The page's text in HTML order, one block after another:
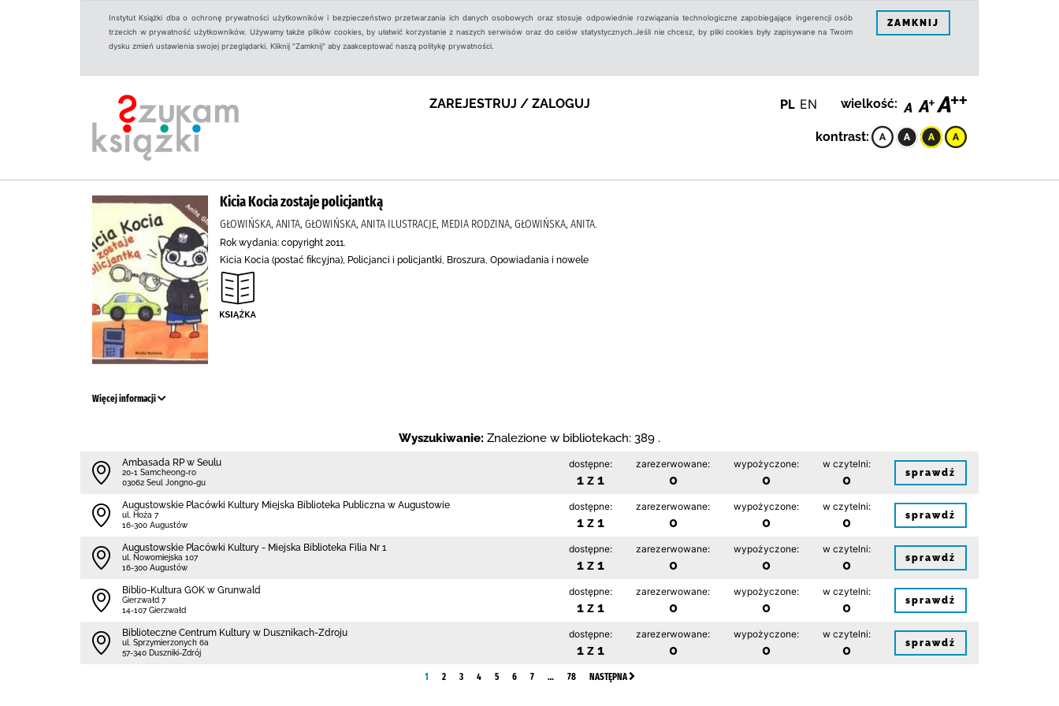
Instytut Książki dba o ochronę prywatności użytkowników i bezpieczeństwo przetwarzania ich danych osobowych oraz stosuje odpowiednie rozwiązania technologiczne zapobiegające ingerencji osób
trzecich w prywatność użytkowników. Używamy także plików cookies, by ułatwić korzystanie z naszych serwisów oraz do celów statystycznych.Jeśli nie chcesz, by pliki cookies były zapisywane na Twoim
dysku zmień ustawienia swojej przeglądarki. Kliknij "Zamknij" aby zaakceptować naszą politykę prywatności.
ZAMKNIJ
ZAREJESTRUJ / ZALOGUJ PL EN wielkość:
kontrast:
Kicia Kocia zostaje policjantką
GŁOWIŃSKA, ANITA, GŁOWIŃSKA, ANITA ILUSTRACJE, MEDIA RODZINA, GŁOWIŃSKA, ANITA.
Rok wydania: copyright 2011.
Kicia Kocia (postać fikcyjna), Policjanci i policjantki, Broszura, Opowiadania i nowele
Więcej informacji
Wyszukiwanie: Znalezione w bibliotekach: 389 .
Ambasada RP w Seulu
20-1 Samcheong-ro
03062 Seul Jongno-gu
dostępne:
1 z 1
zarezerwowane:
0
wypożyczone:
0
w czytelni:
0 sprawdź
Augustowskie Placówki Kultury Miejska Biblioteka Publiczna w Augustowie
ul. Hoża 7
16-300 Augustów
dostępne:
1 z 1
zarezerwowane:
0
wypożyczone:
0
w czytelni:
0 sprawdź
Augustowskie Placówki Kultury - Miejska Biblioteka Filia Nr 1
ul. Nowomiejska 107
16-300 Augustów
dostępne:
1 z 1
zarezerwowane:
0
wypożyczone:
0
w czytelni:
0 sprawdź
Biblio-Kultura GOK w Grunwald
Gierzwałd 7
14-107 Gierzwałd
dostępne:
1 z 1
zarezerwowane:
0
wypożyczone:
0
w czytelni:
0 sprawdź
Biblioteczne Centrum Kultury w Dusznikach-Zdroju
ul. Sprzymierzonych 6a
57-340 Duszniki-Zdrój
dostępne:
1 z 1
zarezerwowane:
0
wypożyczone:
0
w czytelni:
0 sprawdź
1 2 3 4 5 6 7 … 78 NASTĘPNA